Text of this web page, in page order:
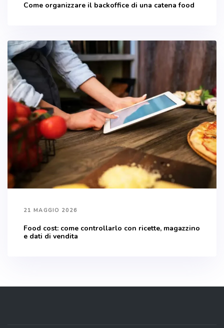
Come organizzare il backoffice di una catena food
21 MAGGIO 2026
Food cost: come controllarlo con ricette, magazzino
e dati di vendita